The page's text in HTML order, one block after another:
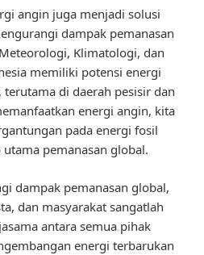
angin juga menjadi solusi
dampak pemanasan
Klimatologi, dan
memiliki potensi energi
terutama di daerah pesisir dan
energi angin, kita
pada energi fosil
pemanasan global.
dampak pemanasan global,
dan masyarakat sangatlah
antara semua pihak
energi terbarukan